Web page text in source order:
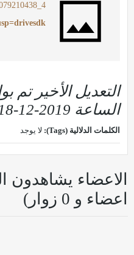
4_6037565936079210438.m4v
التعديل الأخير تم
الساعة 2019-12-18, 01:44 PM
الكلمات الدلالية (Tags): لا يوجد
اعضاء و 0 زوار)